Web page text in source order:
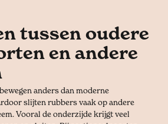
tussen oudere
en andere
anders dan moderne
slijten rubbers vaak op andere
Vooral de onderzijde krijgt veel